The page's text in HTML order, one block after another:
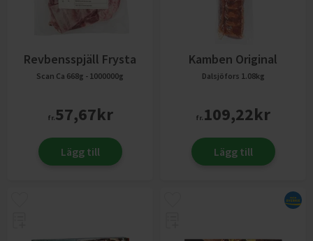
Revbensspjäll Frysta
Scan Ca 668g - 1000000g
fr.57,67kr
Lägg till
Kamben Original
Dalsjöfors 1.08kg
fr. 109,22kr
Lägg till